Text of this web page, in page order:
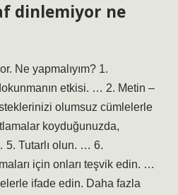
dinlemiyor ne
Ne yapmalıyım? 1.
etkisi. … 2. Metin –
olumsuz cümlelerle
koyduğunuzda,
Tutarlı olun. … 6.
için onları teşvik edin. …
ifade edin. Daha fazla